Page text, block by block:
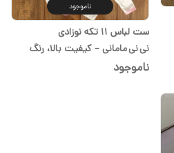
ناموجود
ست لباس ۱۱ تکه نوزادی
نی نی مامانی – کیفیت بالا، رنگ
صورتی مناسب دختر
ناموجود